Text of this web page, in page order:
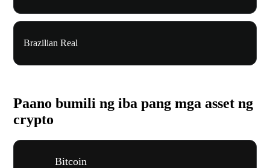
Brazilian Real
Paano bumili ng iba pang mga asset ng
crypto
Bitcoin